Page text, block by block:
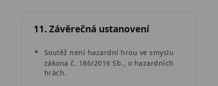
11. Závěrečná ustanovení
Soutěž není hazardní hrou ve smyslu
zákona č. 186/2016 Sb., o hazardních
hrách.